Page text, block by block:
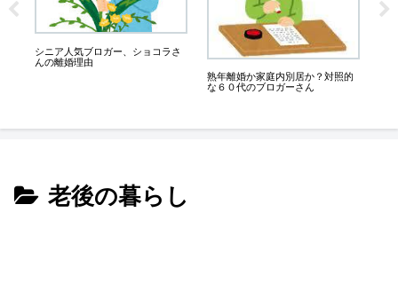
使
シニア人気ブロガー、ショコラさ
んの離婚理由
熟年離婚か家庭内別居か？対照的
な６０代のブロガーさん
は
老後の暮らし